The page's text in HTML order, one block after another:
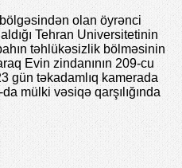
olan öyrənci
Tehran Universitetinin
təhlükəsizlik bölməsinin
Evin zindanının 209-cu
gün təkadamlıq kamerada
mülki vəsiqə qarşılığında